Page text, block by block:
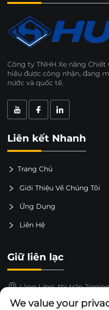
Công ty TNHH Xe nâng
hiệu được công nhận, đang
nước và quốc tế.
Liên kết Nhanh
Trang Chủ
Giới Thiệu Về Chúng Tôi
Ứng Dụng
Liên Hệ
Giữ liên lạc
Làng Libei, thị trấn
We value your